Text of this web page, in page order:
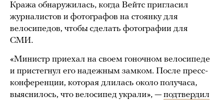
Кража обнаружилась, когда Вейтс пригласил
журналистов и фотографов на стоянку для
велосипедов, чтобы сделать фотографии для
СМИ.
«Министр приехал на своем гоночном велосипеде
и пристегнул его надежным замком. После пресс-
конференции, которая длилась около получаса,
выяснилось, что велосипед украли», — подтвердил